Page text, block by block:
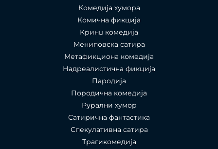
Комедија хумора
Комична фикција
Кринџ комедија
Мениповска сатира
Метафикциона комедија
Надреалистична фикција
Пародија
Породична комедија
Рурални хумор
Сатирична фантастика
Спекулативна сатира
Трагикомедија